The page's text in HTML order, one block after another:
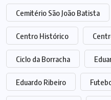
Cemitério São João Batista
Centro Histórico
Ciclo da Borracha
Eduardo Ribeiro